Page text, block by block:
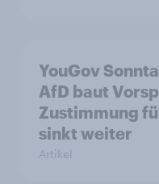
YouGov
AfD baut
Zustimmung
sinkt weiter
Artikel